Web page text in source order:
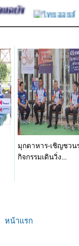
มุกดาหาร-เชิญชวน
กิจกรรมเดินวิ่ง...
หน้าแรก